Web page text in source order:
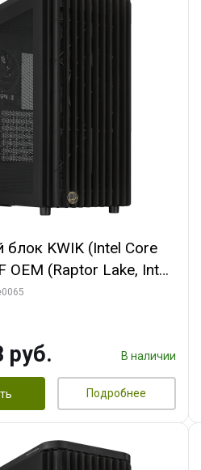
блок KWIK (Intel Core
OEM (Raptor Lake, Intel
8PC/ 64 ГБ ОЗУ (2
руб. В наличии
Подробнее